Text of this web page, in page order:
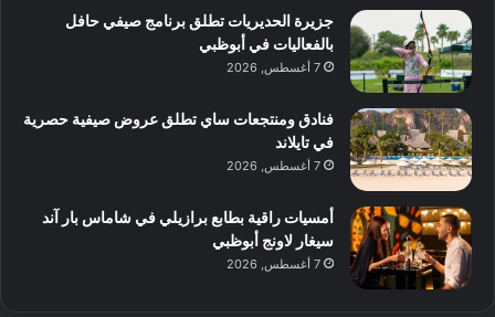
جزيرة الحديريات تطلق برنامج صيفي حافل
بالفعاليات في أبوظبي
7 أغسطس, 2026
فنادق ومنتجعات ساي تطلق عروض صيفية حصرية
في تايلاند
7 أغسطس, 2026
أمسيات راقية بطابع برازيلي في شاماس بار آند
سيغار لاونج أبوظبي
7 أغسطس, 2026